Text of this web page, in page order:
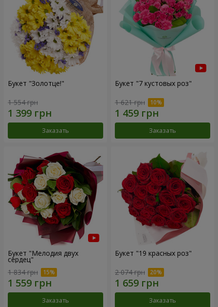
Букет "Золотце!"
1 554 грн
Заказать
Букет "7 кустовых роз"
1 621 грн
Заказать
Букет "Мелодия двух
сердец"
1 834 грн
Заказать
Букет "19 красных роз"
2 074 грн
Заказать